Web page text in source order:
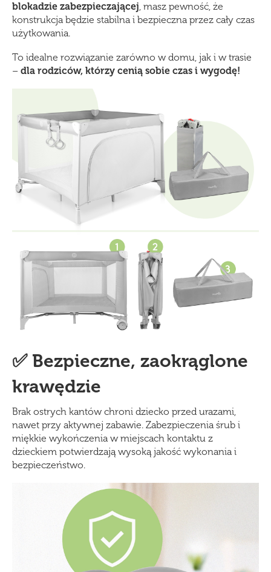
blokadzie zabezpieczającej, masz pewność, że
konstrukcja będzie stabilna i bezpieczna przez cały czas
użytkowania.
To idealne rozwiązanie zarówno w domu, jak i w trasie
– dla rodziców, którzy cenią sobie czas i wygodę!
✅ Bezpieczne, zaokrąglone
krawędzie
Brak ostrych kantów chroni dziecko przed urazami,
nawet przy aktywnej zabawie. Zabezpieczenia śrub i
miękkie wykończenia w miejscach kontaktu z
dzieckiem potwierdzają wysoką jakość wykonania i
bezpieczeństwo.